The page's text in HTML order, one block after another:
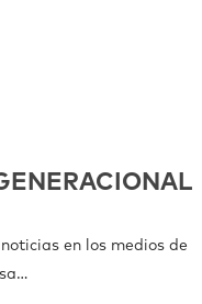
en los medios de